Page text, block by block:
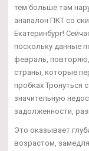
тем больше там
анапалон ПКТ со
Екатеринбург!
поскольку данные
февраль,
страны, которые
пробках Тронуться
значительную
задолженности,
Это оказывает
возрастом,